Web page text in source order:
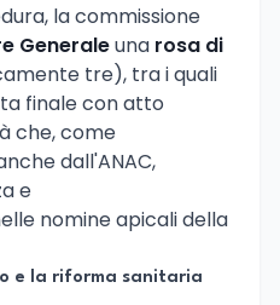
la commissione
Generaleuna rosa di
tre), tra i quali
finale con atto
che, come
dall'ANAC,
e
nomine apicali della
e la riforma sanitaria